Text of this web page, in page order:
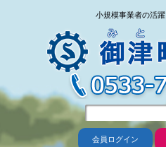
小規模事業者の活躍
会員ログイン